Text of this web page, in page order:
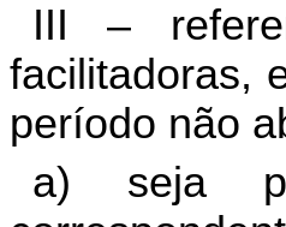
III –
facilitadoras,
período não
a) seja